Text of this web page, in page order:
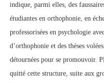
indique, parmi elles, des
étudiantes en orthophonie, en
professorisées en psychologie
d’orthophonie et des thèses
détournées pour se promouvoir.
quitté cette structure, suite aux